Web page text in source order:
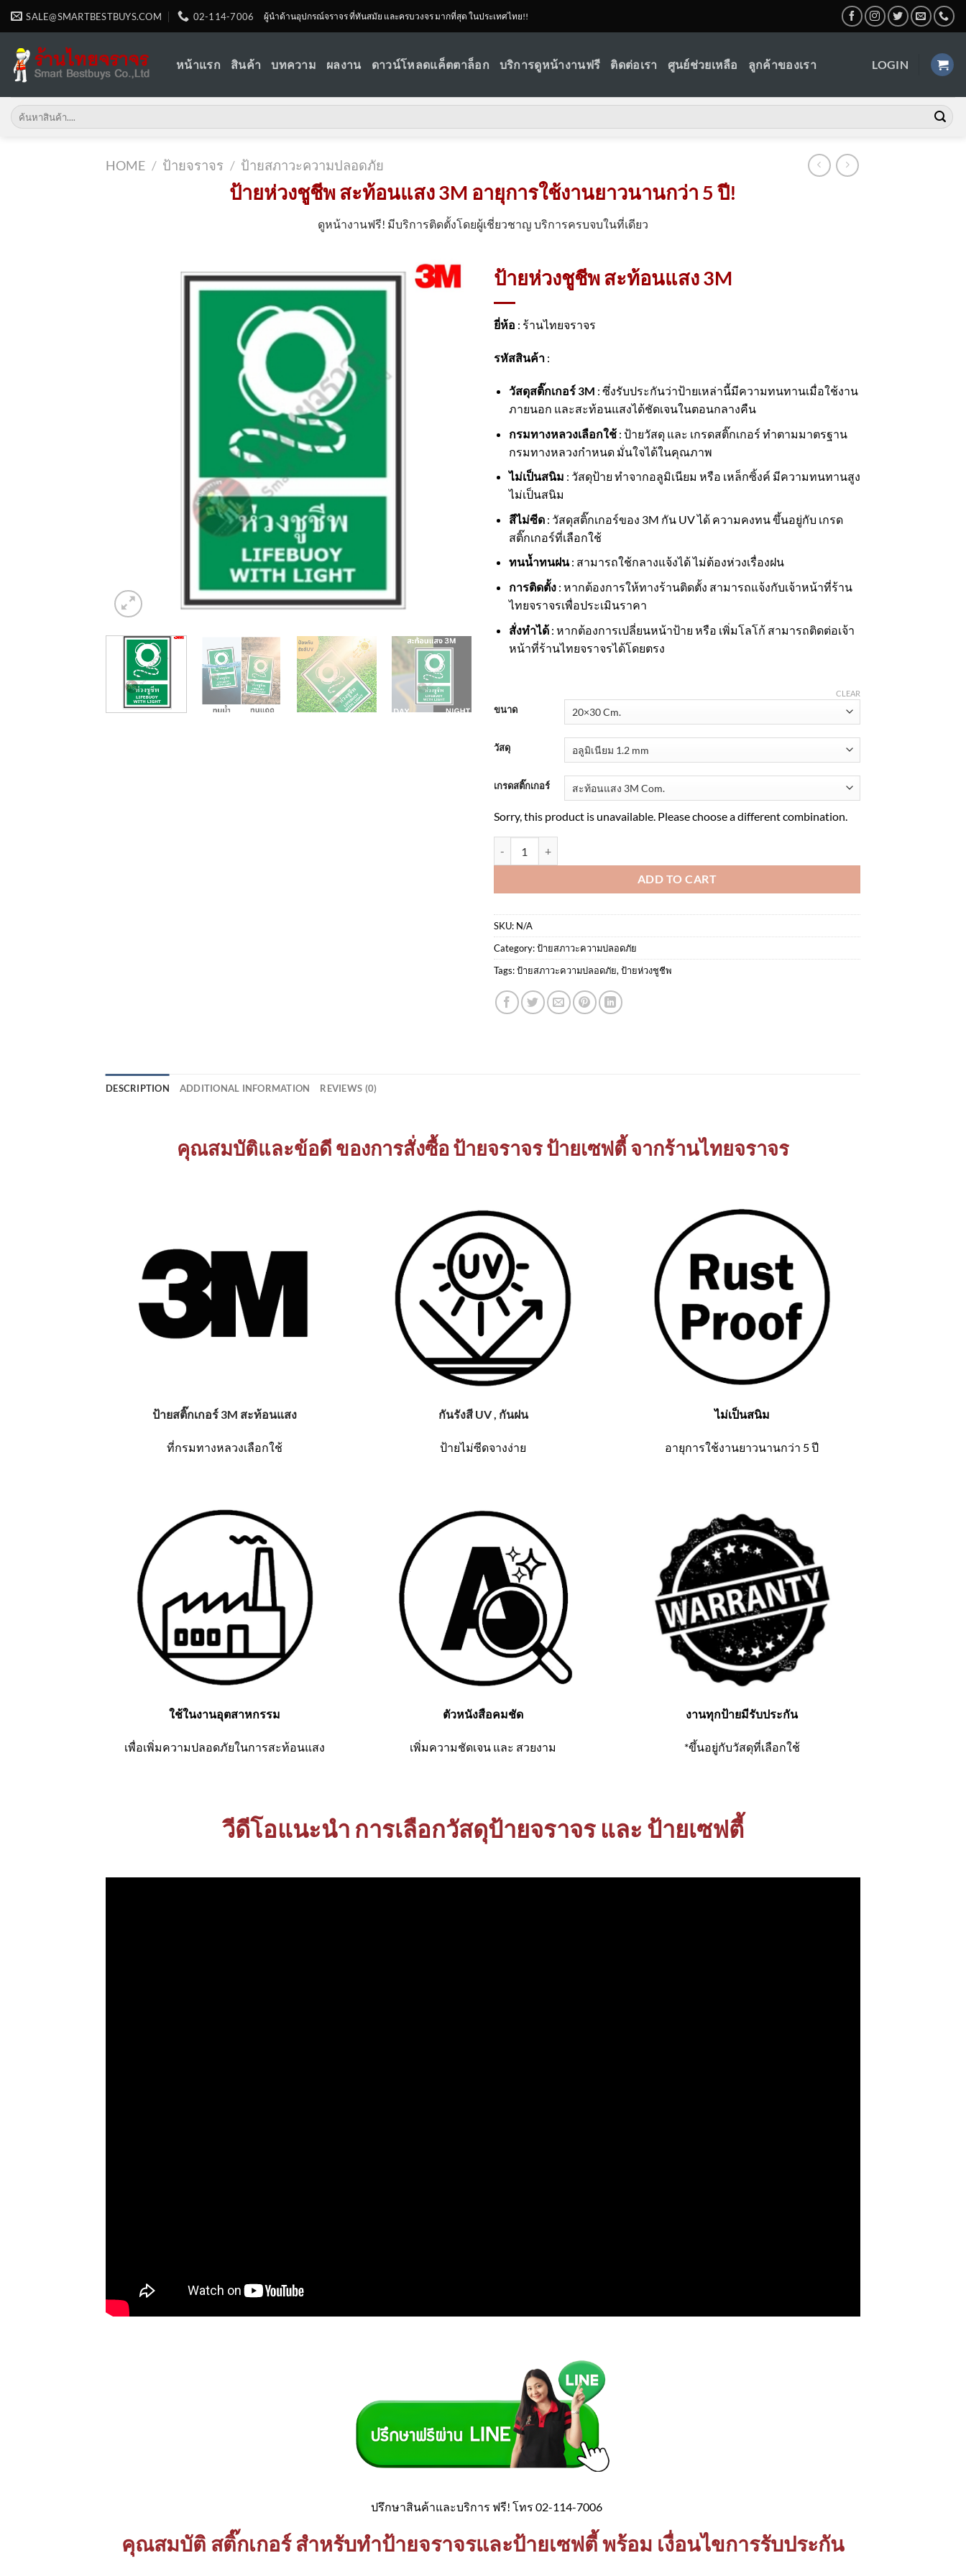
Skip
SALE@SMARTBESTBUYS.COM 02-114-7006 ผู้นำด้านอุปกรณ์จราจร ที่ทันสมัย และครบวงจร มากที่สุด ในประเทศไทย!!
หน้าแรก สินค้า บทความ ผลงาน ดาวน์โหลดแค็ตตาล็อก บริการดูหน้างานฟรี ติดต่อเรา ศูนย์ช่วยเหลือ ลูกค้าของเรา LOGIN
Search
for:
HOME / ป้ายจราจร / ป้ายสภาวะความปลอดภัย
ป้ายห่วงชูชีพ สะท้อนแสง 3M อายุการใช้งานยาวนานกว่า 5 ปี!
ดูหน้างานฟรี! มีบริการติดตั้งโดยผู้เชี่ยวชาญ บริการครบจบในที่เดียว
ป้ายห่วงชูชีพ สะท้อนแสง 3M
ยี่ห้อ : ร้านไทยจราจร
รหัสสินค้า :
วัสดุสติ๊กเกอร์ 3M : ซึ่งรับประกันว่าป้ายเหล่านี้มีความทนทานเมื่อใช้งาน
ภายนอก และสะท้อนแสงได้ชัดเจนในตอนกลางคืน
กรมทางหลวงเลือกใช้: ป้ายวัสดุ และ เกรดสติ๊กเกอร์ ทำตามมาตรฐาน
กรมทางหลวงกำหนด มั่นใจได้ในคุณภาพ
ไม่เป็นสนิม : วัสดุป้าย ทำจากอลูมิเนียม หรือ เหล็กซิ้งค์ มีความทนทานสูง
ไม่เป็นสนิม
สีไม่ซีด: วัสดุสติ๊กเกอร์ของ 3M กัน UV ได้ ความคงทน ขึ้นอยู่กับ เกรด
สติ๊กเกอร์ที่เลือกใช้
ทนน้ำทนฝน: สามารถใช้กลางแจ้งได้ ไม่ต้องห่วงเรื่องฝน
การติดตั้ง: หากต้องการให้ทางร้านติดตั้ง สามารถแจ้งกับเจ้าหน้าที่ร้าน
ไทยจราจรเพื่อประเมินราคา
สั่งทำได้: หากต้องการเปลี่ยนหน้าป้าย หรือ เพิ่มโลโก้ สามารถติดต่อเจ้า
หน้าที่ร้านไทยจราจรได้โดยตรง
ขนาด
วัสดุ
เกรดสติ๊กเกอร์
CLEAR
Sorry, this product is unavailable. Please choose a different combination.
ADD TO CART
SKU: N/A
Category:ป้ายสภาวะความปลอดภัย
Tags:ป้ายสภาวะความปลอดภัย,ป้ายห่วงชูชีพ
DESCRIPTION ADDITIONAL INFORMATION REVIEWS (0)
คุณสมบัติและข้อดี ของการสั่งซื้อ ป้ายจราจร ป้ายเซฟตี้ จากร้านไทยจราจร
ป้ายสติ๊กเกอร์ 3M สะท้อนแสง
ที่กรมทางหลวงเลือกใช้
กันรังสี UV , กันฝน
ป้ายไม่ซีดจางง่าย
ไม่เป็นสนิม
อายุการใช้งานยาวนานกว่า 5 ปี
ใช้ในงานอุตสาหกรรม
เพื่อเพิ่มความปลอดภัยในการสะท้อนแสง
ตัวหนังสือคมชัด
เพิ่มความชัดเจน และ สวยงาม
งานทุกป้ายมีรับประกัน
*ขึ้นอยู่กับวัสดุที่เลือกใช้
วีดีโอแนะนำ การเลือกวัสดุป้ายจราจร และ ป้ายเซฟตี้
ปรึกษาสินค้าและบริการ ฟรี! โทร 02-114-7006
คุณสมบัติ สติ๊กเกอร์ สำหรับทำป้ายจราจรและป้ายเซฟตี้ พร้อม เงื่อนไขการรับประกัน